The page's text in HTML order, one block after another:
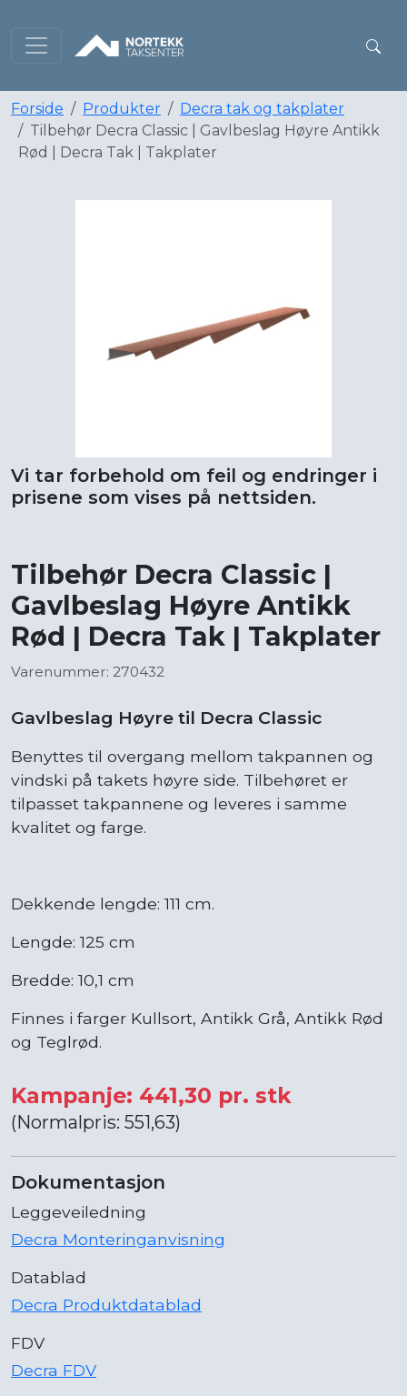
Forside Produkter
Decra tak og takplater
Tilbehør Decra Classic | Gavlbeslag Høyre Antikk
Rød | Decra Tak | Takplater
Vi tar forbehold om feil og endringer i
prisene som vises på nettsiden.
Tilbehør Decra Classic |
Gavlbeslag Høyre Antikk
Rød | Decra Tak | Takplater
Varenummer: 270432
Gavlbeslag Høyre til Decra Classic
Benyttes til overgang mellom takpannen og
vindski på takets høyre side. Tilbehøret er
tilpasset takpannene og leveres i samme
kvalitet og farge.
Dekkende lengde: 111 cm.
Lengde: 125 cm
Bredde: 10,1 cm
Finnes i farger Kullsort, Antikk Grå, Antikk Rød
og Teglrød.
Kampanje: 441,30 pr. stk
(Normalpris: 551,63)
Dokumentasjon
Leggeveiledning
Decra Monteringanvisning
Datablad
Decra Produktdatablad
FDV
Decra FDV